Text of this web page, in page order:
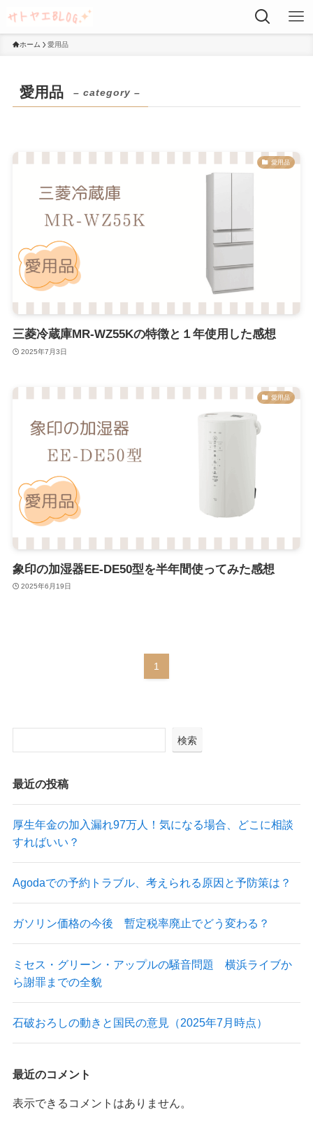
ホーム 愛用品
愛用品 – category –
愛用品
三菱冷蔵庫MR-WZ55Kの特徴と１年使用した感想
2025年7月3日
愛用品
象印の加湿器EE-DE50型を半年間使ってみた感想
2025年6月19日
1
検索
最近の投稿
厚生年金の加入漏れ97万人！気になる場合、どこに相談
すればいい？
Agodaでの予約トラブル、考えられる原因と予防策は？
ガソリン価格の今後 暫定税率廃止でどう変わる？
ミセス・グリーン・アップルの騒音問題 横浜ライブか
ら謝罪までの全貌
石破おろしの動きと国民の意見（2025年7月時点）
最近のコメント
表示できるコメントはありません。